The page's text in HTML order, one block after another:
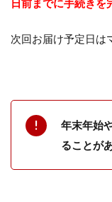
日前までに手続きを
次回お届け予定日は
年末年始
ることが